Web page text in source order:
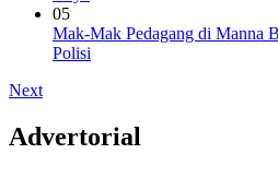
05
Mak-Mak Pedagang di Manna
Polisi
Next
Advertorial